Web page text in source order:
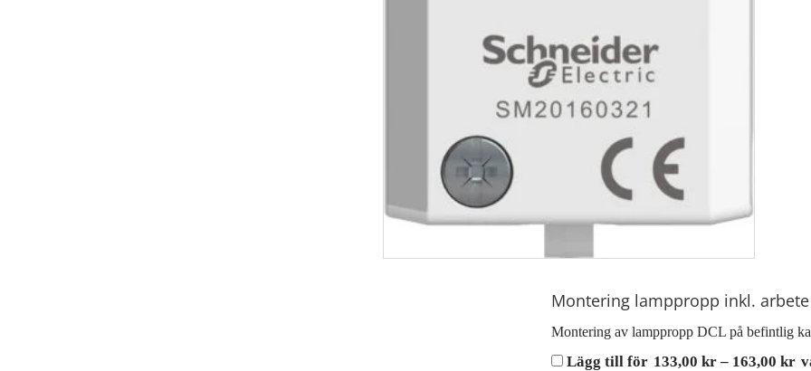
Montering lamppropp inkl. arbete
Montering av lamppropp DCL på befintlig
Lägg till för 133,00kr – 163,00kr